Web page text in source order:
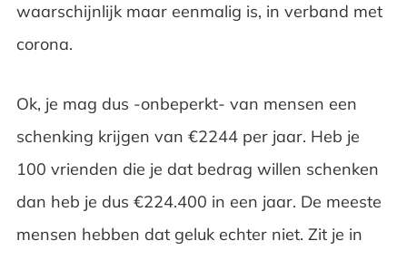
waarschijnlijk maar eenmalig is, in verband met
corona.
Ok, je mag dus -onbeperkt- van mensen een
schenking krijgen van €2244 per jaar. Heb je
100 vrienden die je dat bedrag willen schenken
dan heb je dus €224.400 in een jaar. De meeste
mensen hebben dat geluk echter niet. Zit je in